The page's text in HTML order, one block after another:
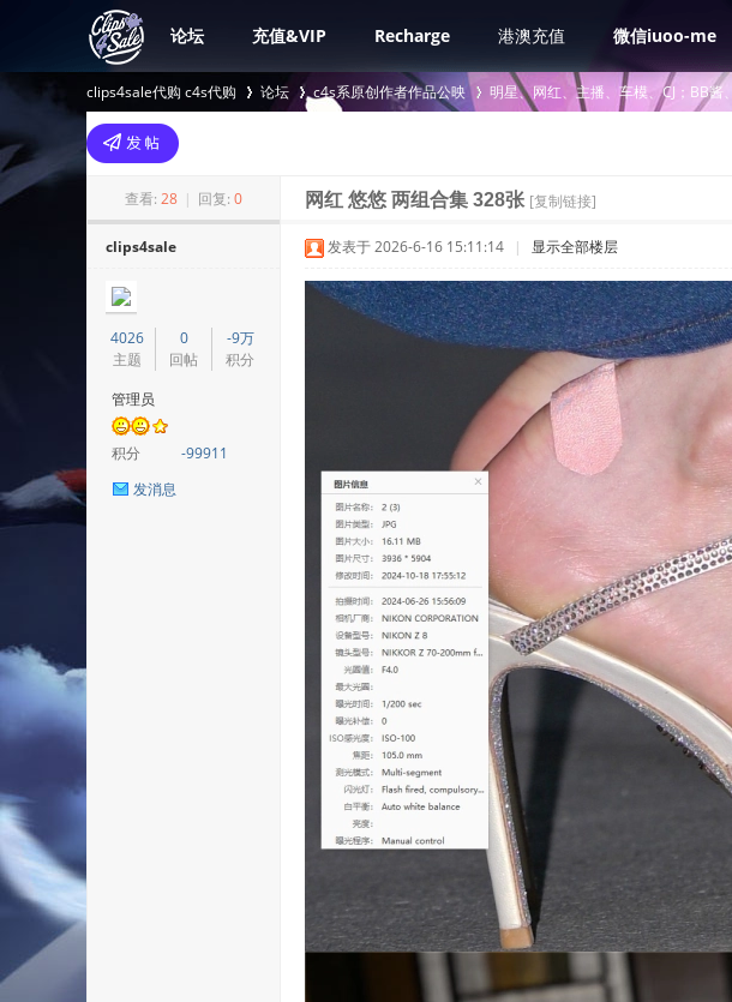
论坛 充值&VIP Recharge 港澳充值 微信iuoo-me
clips4sale代购 c4s代购
>
论坛 c4s系原创作者作品公映 明星、网红、主播、车模、CJ；BB
查看: 28 | 回复: 0 网红 悠悠 两组合集 328张 [复制链接]
clips4sale
4026
主题
0
回帖
-9万
积分
管理员
积分
-99911
发消息
发表于 2026-6-16 15:11:14 | 显示全部楼层